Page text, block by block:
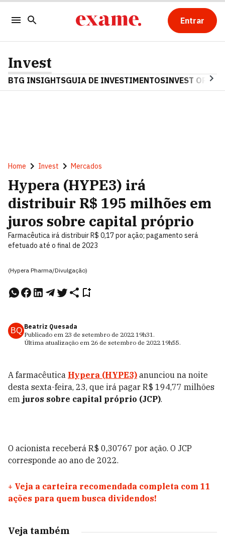
Entrar
Invest
BTG INSIGHTSGUIA DE INVESTIMENTOSINVEST OPINA
Home Invest Mercados
Hypera (HYPE3) irá
distribuir R$ 195 milhões em
juros sobre capital próprio
Farmacêutica irá distribuir R$ 0,17 por ação; pagamento será
efetuado até o final de 2023
(Hypera Pharma/Divulgação)
BQ Beatriz Quesada
Publicado em 23 de setembro de 2022 19h31.
Última atualização em 26 de setembro de 2022 19h55.
A farmacêutica Hypera (HYPE3) anunciou na noite
desta sexta-feira, 23, que irá pagar R$ 194,77 milhões
em juros sobre capital próprio (JCP).
O acionista receberá R$ 0,30767 por ação. O JCP
corresponde ao ano de 2022.
+ Veja a carteira recomendada completa com 11
ações para quem busca dividendos!
Veja também